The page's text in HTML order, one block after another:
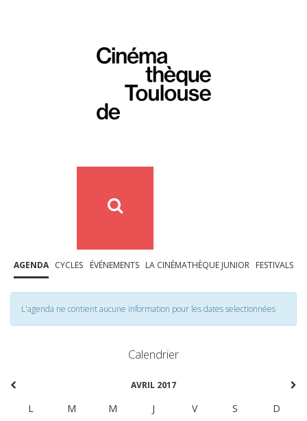
AGENDA CYCLES ÉVÉNEMENTS LA CINÉMATHÈQUE JUNIOR FESTIVALS
L'agenda ne contient aucune information pour les dates selectionnées
Calendrier
AVRIL 2017
L M M J V S
D